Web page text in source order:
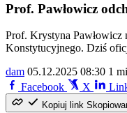
Prof. Pawłowicz
Prof. Krystyna Pawłowicz
Konstytucyjnego. Dziś
dam 05.12.2025 08:30 1
Facebook
X
Kopiuj link